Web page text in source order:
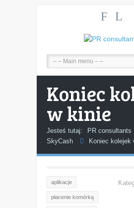
F L
Koniec
w kinie
Jesteś tutaj:
PR consultants
SkyCash
Koniec kolejek
aplikacje
płacenie komórką